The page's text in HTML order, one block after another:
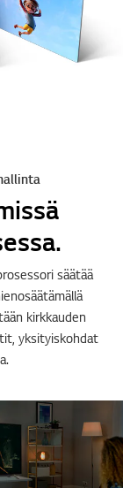
säätää
kirkkauden
yksityiskohdat